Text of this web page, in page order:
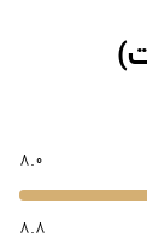
8.0
8.8